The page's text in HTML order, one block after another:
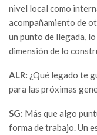
nivel local como
acompañamiento de
un punto de llegada,
dimensión de lo
ALR: ¿Qué legado te
para las próximas
SG: Más que algo
forma de trabajo. Un